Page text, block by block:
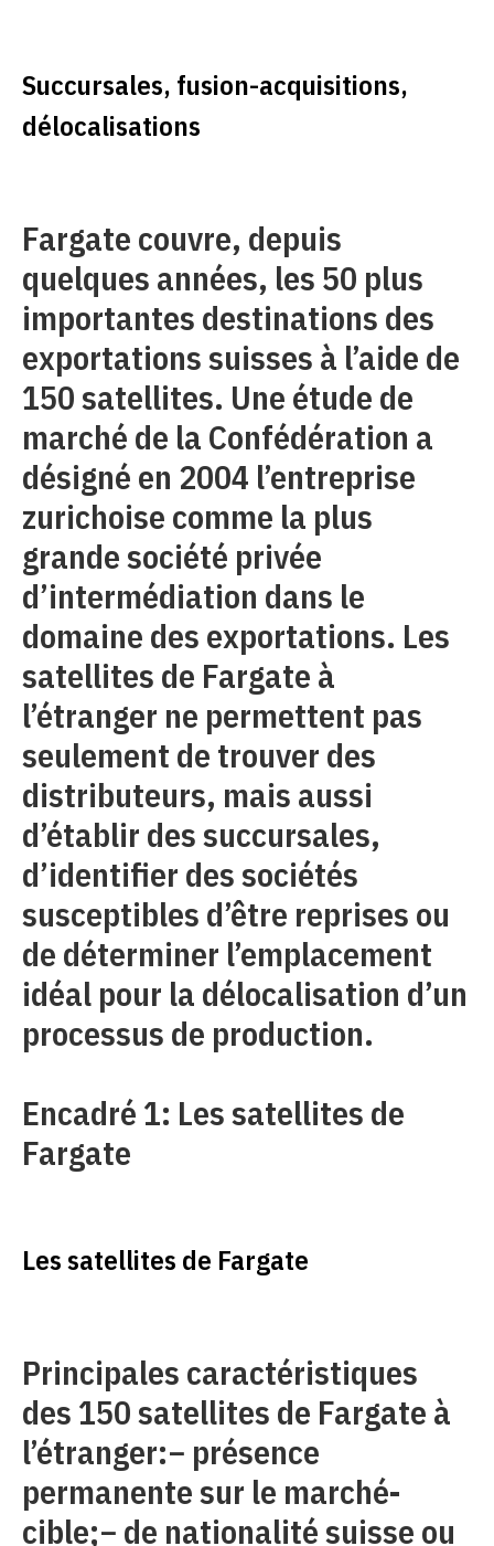
Succursales, fusion-acquisitions,
délocalisations
Fargate couvre, depuis
quelques années, les 50 plus
importantes destinations des
exportations suisses à l’aide de
150 satellites. Une étude de
marché de la Confédération a
désigné en 2004 l’entreprise
zurichoise comme la plus
grande société privée
d’intermédiation dans le
domaine des exportations. Les
satellites de Fargate à
l’étranger ne permettent pas
seulement de trouver des
distributeurs, mais aussi
d’établir des succursales,
d’identifier des sociétés
susceptibles d’être reprises ou
de déterminer l’emplacement
idéal pour la délocalisation d’un
processus de production.
Encadré 1: Les satellites de
Fargate
Les satellites de Fargate
Principales caractéristiques
des 150 satellites de Fargate à
l’étranger:− présence
permanente sur le marché-
cible;− de nationalité suisse ou